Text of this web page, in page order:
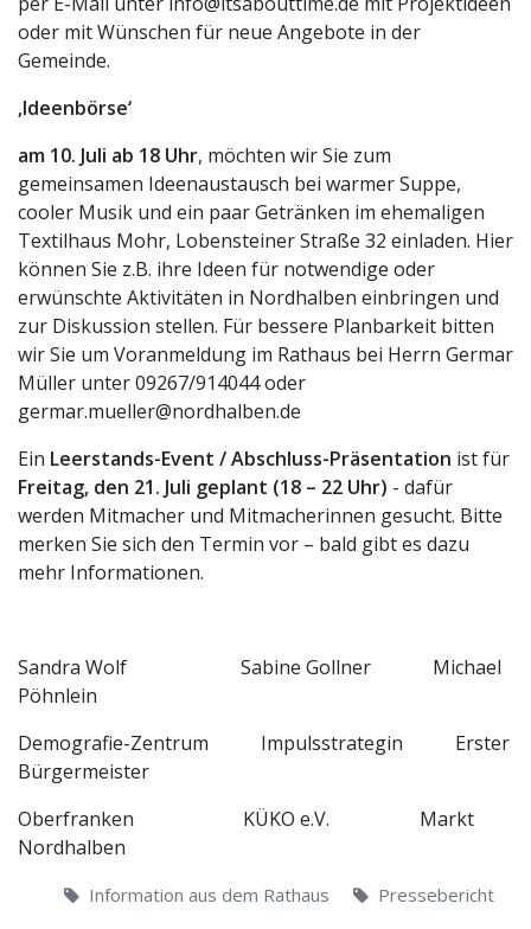
oder mit Wünschen für neue Angebote in der
Gemeinde.
‚Ideenbörse‘
am 10. Juli ab 18 Uhr, möchten wir Sie zum
gemeinsamen Ideenaustausch bei warmer Suppe,
cooler Musik und ein paar Getränken im ehemaligen
Textilhaus Mohr, Lobensteiner Straße 32 einladen. Hier
können Sie z.B. ihre Ideen für notwendige oder
erwünschte Aktivitäten in Nordhalben einbringen und
zur Diskussion stellen. Für bessere Planbarkeit bitten
wir Sie um Voranmeldung im Rathaus bei Herrn Germar
Müller unter 09267/914044 oder
germar.mueller@nordhalben.de
Ein Leerstands-Event / Abschluss-Präsentation ist für
Freitag, den 21. Juli geplant (18 – 22 Uhr) - dafür
werden Mitmacher und Mitmacherinnen gesucht. Bitte
merken Sie sich den Termin vor – bald gibt es dazu
mehr Informationen.
Sandra Wolf Sabine Gollner Michael
Pöhnlein
Demografie-Zentrum Impulsstrategin Erster
Bürgermeister
Oberfranken KÜKO e.V. Markt
Nordhalben
Information aus dem Rathaus Pressebericht